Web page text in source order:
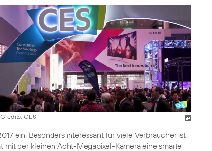
Credits: CES
ein. Besonders interessant für viele Verbraucher ist
der kleinen Acht-Megapixel-Kamera eine smarte